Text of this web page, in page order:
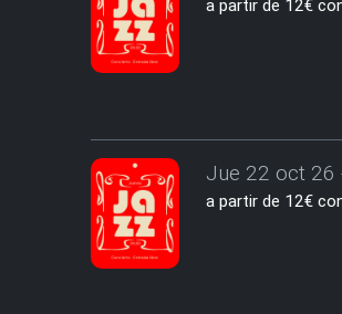
a partir de 12€
Jue 22 oct 26
a partir de 12€